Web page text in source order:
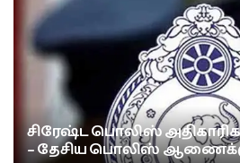
சிரேஷ்ட பொலிஸ்
– தேசிய பொலிஸ்